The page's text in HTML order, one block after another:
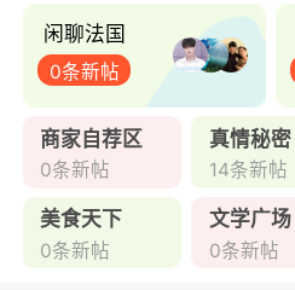
闲聊法国
0条新帖
商家自荐区
0条新帖
真情秘密
14条新帖
美食天下
0条新帖
文学广场
0条新帖